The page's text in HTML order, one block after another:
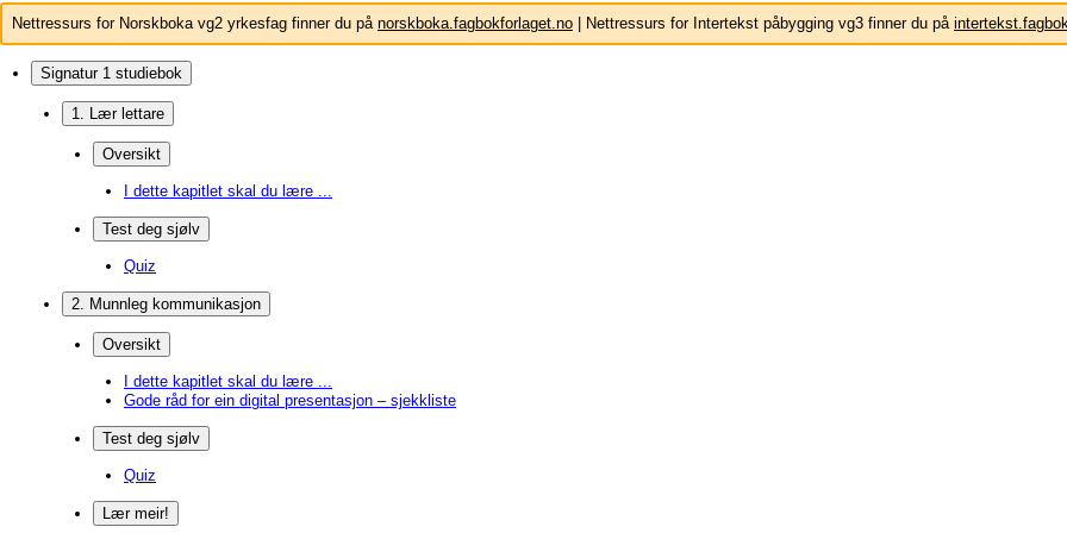
Nettressurs for Norskboka vg2 yrkesfag finner du på norskboka.fagbokforlaget.no | Nettressurs for Intertekst påbygging vg3 finner du på
Signatur 1 studiebok
1. Lær lettare
Oversikt
I dette kapitlet skal du lære ...
Test deg sjølv
Quiz
2. Munnleg kommunikasjon
Oversikt
I dette kapitlet skal du lære ...
Gode råd for ein digital presentasjon – sjekkliste
Test deg sjølv
Quiz
Lær meir!